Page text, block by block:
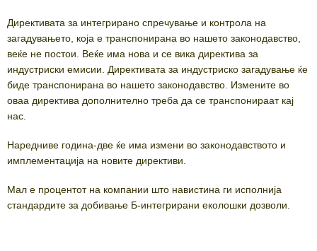
Директивата за интегрирано спречување и контрола на
загадувањето, која е транспонирана во нашето законодавство,
веќе не постои. Веќе има нова и се вика директива за
индустриски емисии. Директивата за индустриско загадување ќе
биде транспонирана во нашето законодавство. Измените во
оваа директива дополнително треба да се транспонираат кај
нас.
Наредниве година-две ќе има измени во законодавството и
имплементација на новите директиви.
Мал е процентот на компании што навистина ги исполнија
стандардите за добивање Б-интегрирани еколошки дозволи.